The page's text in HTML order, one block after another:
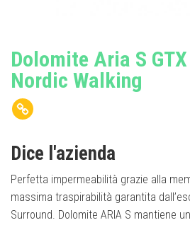
Dolomite Aria S
Nordic Walking
Dice l'azienda
Perfetta impermeabilità grazie alla
massima traspirabilità garantita
Surround. Dolomite ARIA S mantiene